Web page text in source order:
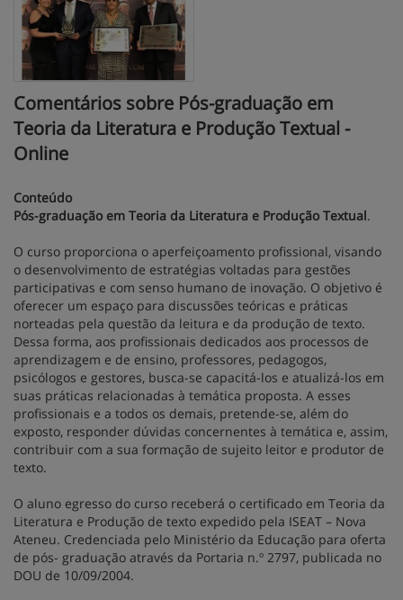
Comentários sobre Pós-graduação em
Teoria da Literatura e Produção Textual -
Online
Conteúdo
Pós-graduação em Teoria da Literatura e Produção Textual.
O curso proporciona o aperfeiçoamento profissional, visando
o desenvolvimento de estratégias voltadas para gestões
participativas e com senso humano de inovação. O objetivo é
oferecer um espaço para discussões teóricas e práticas
norteadas pela questão da leitura e da produção de texto.
Dessa forma, aos profissionais dedicados aos processos de
aprendizagem e de ensino, professores, pedagogos,
psicólogos e gestores, busca-se capacitá-los e atualizá-los em
suas práticas relacionadas à temática proposta. A esses
profissionais e a todos os demais, pretende-se, além do
exposto, responder dúvidas concernentes à temática e, assim,
contribuir com a sua formação de sujeito leitor e produtor de
texto.
O aluno egresso do curso receberá o certificado em Teoria da
Literatura e Produção de texto expedido pela ISEAT – Nova
Ateneu. Credenciada pelo Ministério da Educação para oferta
de pós- graduação através da Portaria n.º 2797, publicada no
DOU de 10/09/2004.